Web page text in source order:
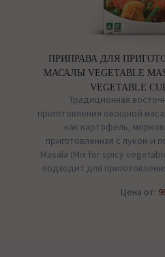
ПРИПРАВА ДЛЯ
МАСАЛЫ VEGETABLE
VEGETABLE
Традиционная
приготовления овощной
как картофель,
приготовленная с луком
Masala (Mix for spicy
подходит для
Цена от: